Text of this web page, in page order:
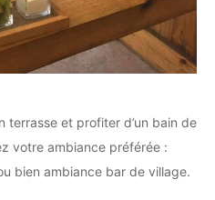
terrasse et profiter d’un bain de
votre ambiance préférée :
bien ambiance bar de village.